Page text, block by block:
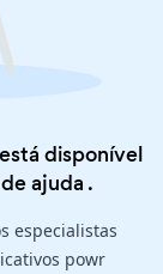
disponível
ajuda .
especialistas
powr